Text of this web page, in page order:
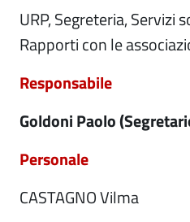
URP, Segreteria, Servizi
Rapporti con le
Responsabile
Goldoni Paolo
Personale
CASTAGNO Vilma